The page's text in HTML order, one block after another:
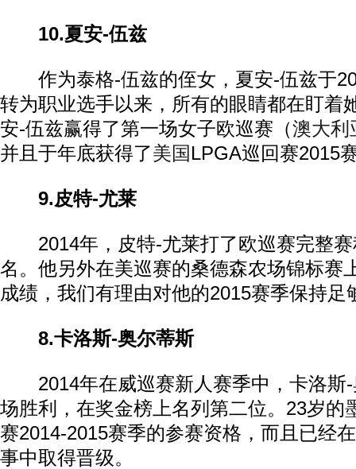
10.夏安-伍兹
作为泰格-伍兹的侄女，夏安-伍兹于
转为职业选手以来，所有的眼睛都在盯着
安-伍兹赢得了第一场女子欧巡赛（澳大利
并且于年底获得了美国 LPGA巡回赛2015
9.皮特-尤莱
2014年，皮特-尤莱打了欧巡赛完整赛
名。他另外在美巡赛的桑德森农场锦标赛
成绩，我们有理由对他的2015赛季保持足
8.卡洛斯-奥尔蒂斯
2014年在威巡赛新人赛季中，卡洛斯-
场胜利，在奖金榜上名列第二位。23岁的
赛2014-2015赛季的参赛资格，而且已经
事中取得晋级。